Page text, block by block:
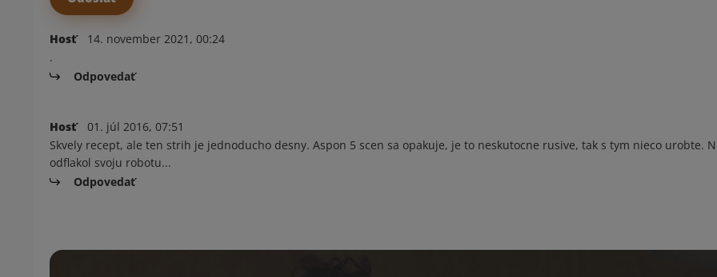
Hosť
14. november 2021, 00:24
.
Odpovedať
Hosť
01. júl 2016, 07:51
Skvely recept, ale ten strih je jednoducho desny. Aspon 5 scen sa opakuje, je to neskutocne rusive, tak s tym nieco urobte.
odflakol svoju robotu...
Odpovedať